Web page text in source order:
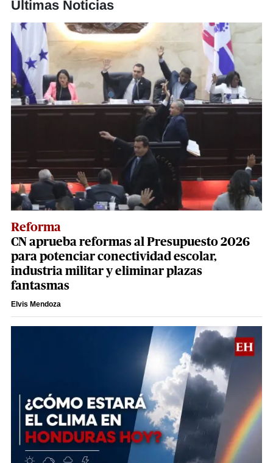
Últimas Noticias
Reforma
CN aprueba reformas al Presupuesto 2026
para potenciar conectividad escolar,
industria militar y eliminar plazas
fantasmas
Elvis Mendoza